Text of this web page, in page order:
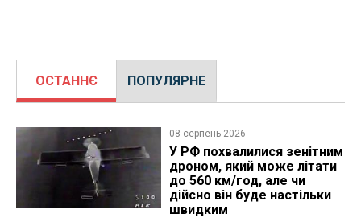
ОСТАННЄ ПОПУЛЯРНЕ
08 серпень 2026
У РФ похвалилися зенітним
дроном, який може літати
до 560 км/год, але чи
дійсно він буде настільки
швидким